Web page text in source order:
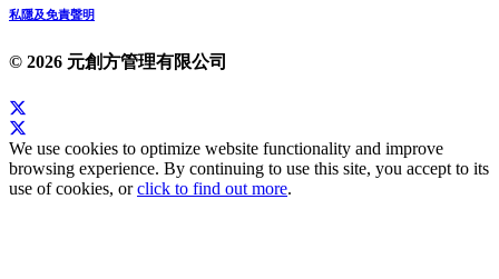
私隱及免責聲明
© 2026 元創方管理有限公司
We use cookies to optimize website functionality and improve
browsing experience. By continuing to use this site, you accept to its
use of cookies, orclick to find out more.